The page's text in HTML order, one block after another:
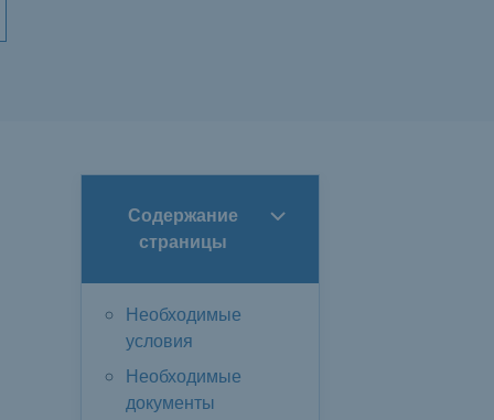
Содержание
страницы
Необходимые
условия
Необходимые
документы